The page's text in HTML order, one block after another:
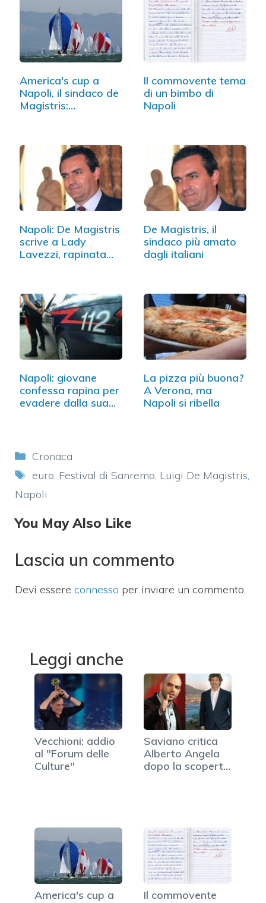
America's cup a
Napoli, il sindaco de
Magistris:…
Il commovente tema
di un bimbo di
Napoli
Napoli: De Magistris
scrive a Lady
Lavezzi, rapinata…
De Magistris, il
sindaco più amato
dagli italiani
Napoli: giovane
confessa rapina per
evadere dalla sua
La pizza più buona?
A Verona, ma
Napoli si ribella
Categorie
Cronaca
Tag
euro, Festival di Sanremo, Luigi De Magistris,
Napoli
You May Also Like
Lascia un commento
Devi essere connesso per inviare un commento.
Leggi anche
Vecchioni: addio
al "Forum delle
Culture"
Saviano critica
Alberto Angela
dopo la scoperta
America's cup a
Il commovente